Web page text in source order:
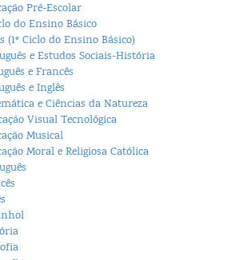
Pré-Escolar
do Ensino Básico
(1º Ciclo do Ensino Básico)
e Estudos Sociais-História
e Francês
e Inglês
e Ciências da Natureza
Visual Tecnológica
Musical
Moral e Religiosa Católica